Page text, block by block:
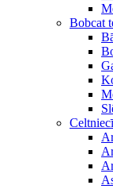
Bobcat